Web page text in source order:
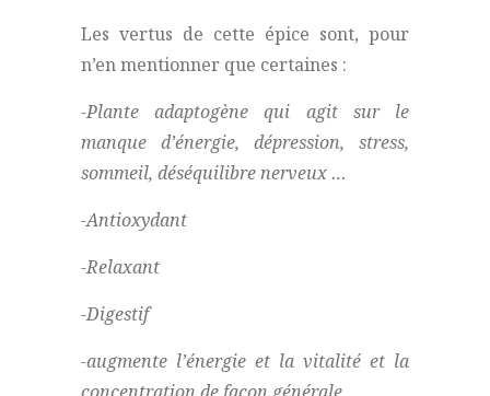
Les vertus de cette épice sont, pour
n’en mentionner que certaines :
-Plante adaptogène qui agit sur le
manque d’énergie, dépression, stress,
sommeil, déséquilibre nerveux …
-Antioxydant
-Relaxant
-Digestif
-augmente l’énergie et la vitalité et la